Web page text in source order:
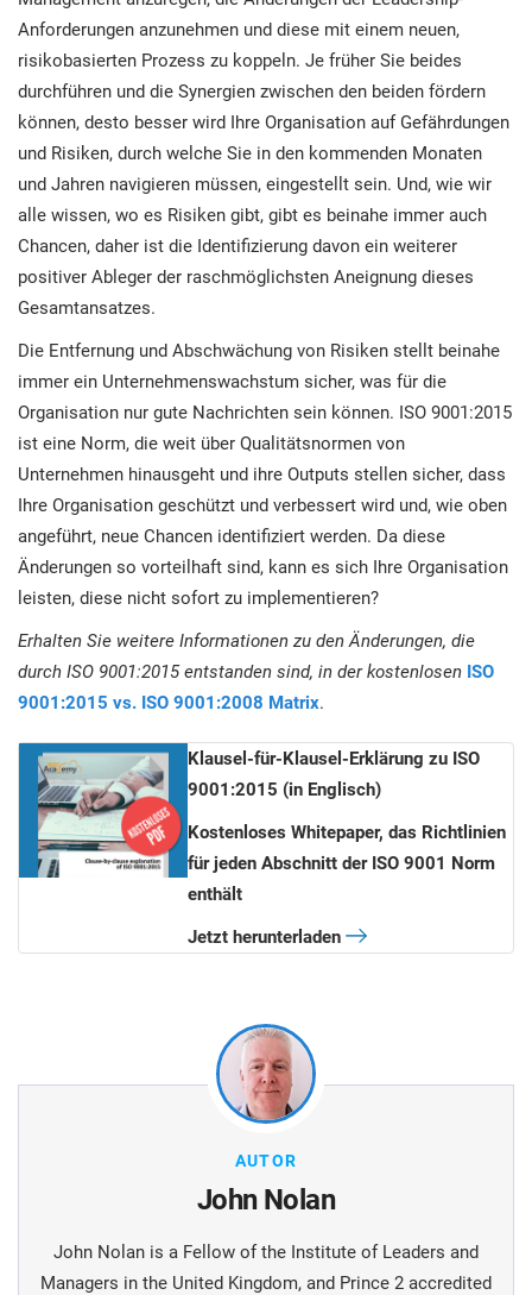
Anforderungen anzunehmen und diese mit einem neuen,
risikobasierten Prozess zu koppeln. Je früher Sie beides
durchführen und die Synergien zwischen den beiden fördern
können, desto besser wird Ihre Organisation auf Gefährdungen
und Risiken, durch welche Sie in den kommenden Monaten
und Jahren navigieren müssen, eingestellt sein. Und, wie wir
alle wissen, wo es Risiken gibt, gibt es beinahe immer auch
Chancen, daher ist die Identifizierung davon ein weiterer
positiver Ableger der raschmöglichsten Aneignung dieses
Gesamtansatzes.
Die Entfernung und Abschwächung von Risiken stellt beinahe
immer ein Unternehmenswachstum sicher, was für die
Organisation nur gute Nachrichten sein können. ISO 9001:2015
ist eine Norm, die weit über Qualitätsnormen von
Unternehmen hinausgeht und ihre Outputs stellen sicher, dass
Ihre Organisation geschützt und verbessert wird und, wie oben
angeführt, neue Chancen identifiziert werden. Da diese
Änderungen so vorteilhaft sind, kann es sich Ihre Organisation
leisten, diese nicht sofort zu implementieren?
Erhalten Sie weitere Informationen zu den Änderungen, die
durch ISO 9001:2015 entstanden sind, in der kostenlosen ISO
9001:2015 vs. ISO 9001:2008 Matrix.
Klausel-für-Klausel-Erklärung zu ISO
9001:2015 (in Englisch)
Kostenloses Whitepaper, das Richtlinien
für jeden Abschnitt der ISO 9001 Norm
enthält
Jetzt herunterladen
AUTOR
John Nolan
John Nolan is a Fellow of the Institute of Leaders and
Managers in the United Kingdom, and Prince 2 accredited